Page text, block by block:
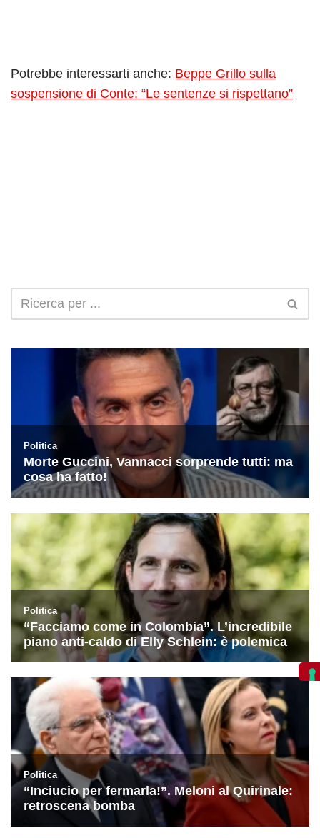
Potrebbe interessarti anche: Beppe Grillo sulla
sospensione di Conte: “Le sentenze si rispettano”